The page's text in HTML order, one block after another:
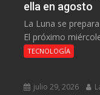
ella en agosto
La Luna se
El próximo
TECNOLOGÍA
julio 29, 2026